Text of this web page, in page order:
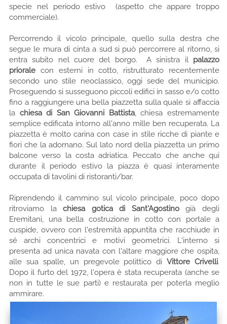
specie nel periodo estivo (aspetto che appare troppo
commerciale).
Percorrendo il vicolo principale, quello sulla destra che
segue le mura di cinta a sud si può percorrere al ritorno, si
entra subito nel cuore del borgo. A sinistra il palazzo
priorale con esterni in cotto, ristrutturato recentemente
secondo uno stile neoclassico, oggi sede del municipio.
Proseguendo si susseguono piccoli edifici in sasso e/o cotto
fino a raggiungere una bella piazzetta sulla quale si affaccia
la chiesa di San Giovanni Battista, chiesa estremamente
semplice edificata intorno all'anno mille ben recuperata. La
piazzetta è molto carina con case in stile ricche di piante e
fiori che la adornano. Sul lato nord della piazzetta un primo
balcone verso la costa adriatica. Peccato che anche qui
durante il periodo estivo la piazza è quasi interamente
occupata di tavolini di ristoranti/bar.
Riprendendo il cammino sul vicolo principale, poco dopo
ritroviamo lachiesa gotica di Sant'Agostinogià degli
Eremitani, una bella costruzione in cotto con portale a
cuspide, ovvero con l'estremità appuntita che racchiude in
sé archi concentrici e motivi geometrici. L'interno si
presenta ad unica navata con l'altare maggiore che ospita,
alle sua spalle, un pregevole polittico diVittore Crivelli.
Dopo il furto del 1972, l'opera è stata recuperata (anche se
non in tutte le sue parti) e restaurata per poterla meglio
ammirare.